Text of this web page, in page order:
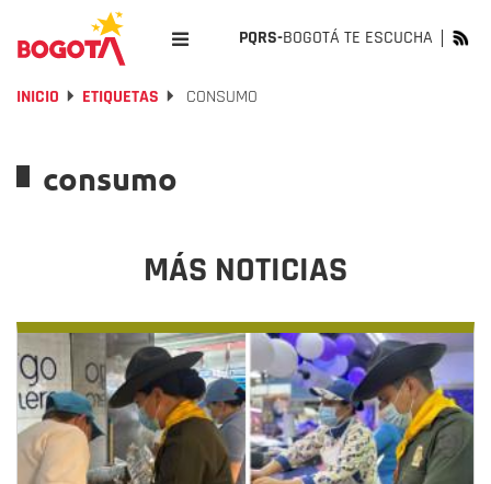
PQRS-BOGOTÁ TE ESCUCHA
INICIO ETIQUETAS CONSUMO
consumo
MÁS NOTICIAS